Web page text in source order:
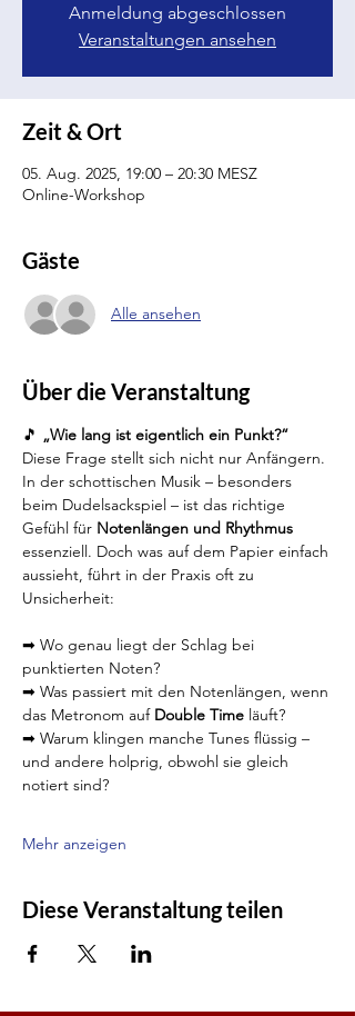
Anmeldung abgeschlossen
Veranstaltungen ansehen
Zeit & Ort
05. Aug. 2025, 19:00 – 20:30 MESZ
Online-Workshop
Gäste
Alle ansehen
Über die Veranstaltung
🎵 „Wie lang ist eigentlich ein Punkt?“
Diese Frage stellt sich nicht nur Anfängern.
In der schottischen Musik – besonders
beim Dudelsackspiel – ist das richtige
Gefühl für Notenlängen und Rhythmus
essenziell. Doch was auf dem Papier einfach
aussieht, führt in der Praxis oft zu
Unsicherheit:
➡ Wo genau liegt der Schlag bei
punktierten Noten?
➡ Was passiert mit den Notenlängen, wenn
das Metronom auf Double Time läuft?
➡ Warum klingen manche Tunes flüssig –
und andere holprig, obwohl sie gleich
notiert sind?
Mehr anzeigen
Diese Veranstaltung teilen